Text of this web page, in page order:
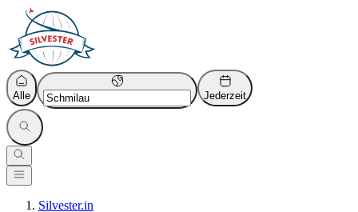
Alle Jederzeit
Silvester.in